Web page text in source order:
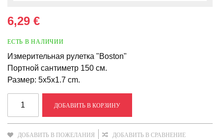
6,29 €
ЕСТЬ В НАЛИЧИИ
Измерительная рулетка "Boston"
Портной сантиметр 150 см.
Размер: 5x5x1.7 cm.
ДОБАВИТЬ В КОРЗИНУ
ДОБАВИТЬ В ПОЖЕЛАНИЯ ДОБАВИТЬ В СРАВНЕНИЕ